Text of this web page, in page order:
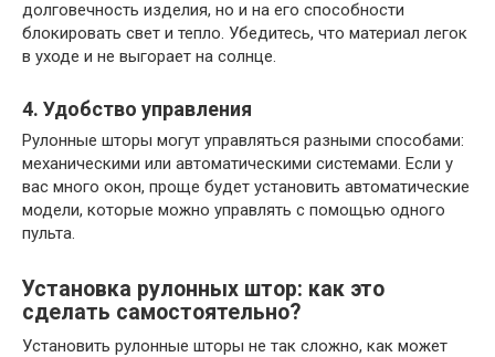
долговечность изделия, но и на его способности
блокировать свет и тепло. Убедитесь, что материал легок
в уходе и не выгорает на солнце.
4. Удобство управления
Рулонные шторы могут управляться разными способами:
механическими или автоматическими системами. Если у
вас много окон, проще будет установить автоматические
модели, которые можно управлять с помощью одного
пульта.
Установка рулонных штор: как это
сделать самостоятельно?
Установить рулонные шторы не так сложно, как может